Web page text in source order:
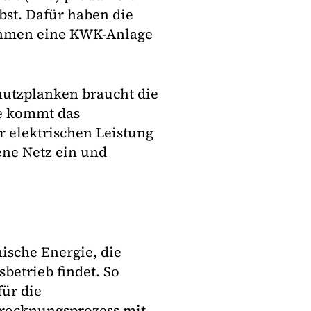
Dafür haben die
eine KWK-Anlage
braucht die
kommt das
elektrischen Leistung
Netz ein und
Energie, die
findet. So
die